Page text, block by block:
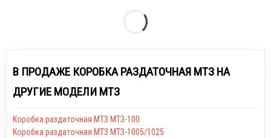
В ПРОДАЖЕ КОРОБКА РАЗДАТОЧНАЯ МТЗ НА
ДРУГИЕ МОДЕЛИ МТЗ
Коробка раздаточная МТЗ МТЗ-100
Коробка раздаточная МТЗ МТЗ-1005/1025